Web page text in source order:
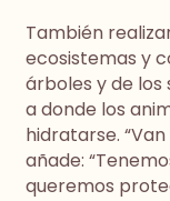
También
ecosistemas y
árboles y de los
a donde los
hidratarse.
añade:
queremos